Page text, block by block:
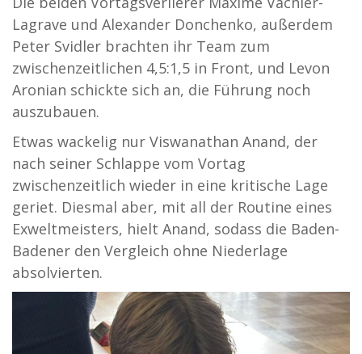
Lagrave und Alexander Donchenko, außerdem
Peter Svidler brachten ihr Team zum
zwischenzeitlichen 4,5:1,5 in Front, und Levon
Aronian schickte sich an, die Führung noch
auszubauen.
Etwas wackelig nur Viswanathan Anand, der
nach seiner Schlappe vom Vortag
zwischenzeitlich wieder in eine kritische Lage
geriet. Diesmal aber, mit all der Routine eines
Exweltmeisters, hielt Anand, sodass die Baden-
Badener den Vergleich ohne Niederlage
absolvierten.